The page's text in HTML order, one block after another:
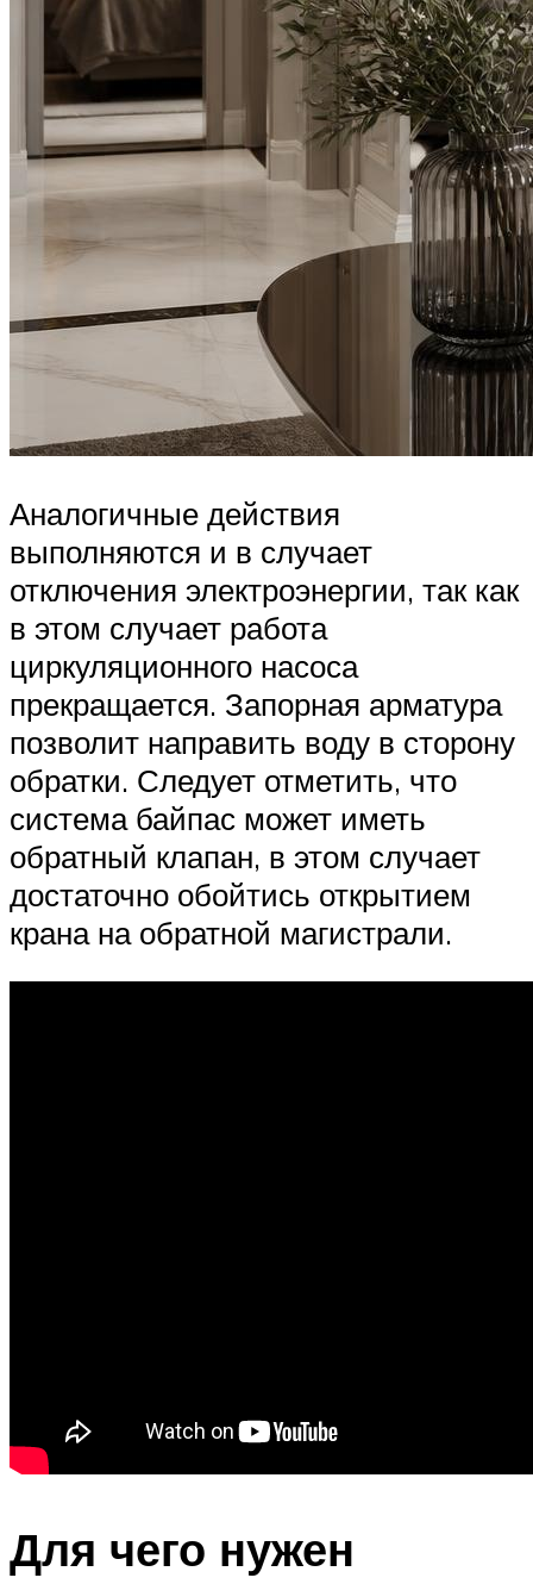
Аналогичные действия
выполняются и в случает
отключения электроэнергии, так как
в этом случает работа
циркуляционного насоса
прекращается. Запорная арматура
позволит направить воду в сторону
обратки. Следует отметить, что
система байпас может иметь
обратный клапан, в этом случает
достаточно обойтись открытием
крана на обратной магистрали.
Для чего нужен